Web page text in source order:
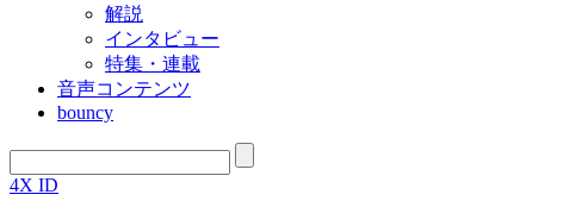
解説
インタビュー
特集・連載
音声コンテンツ
bouncy
4X ID